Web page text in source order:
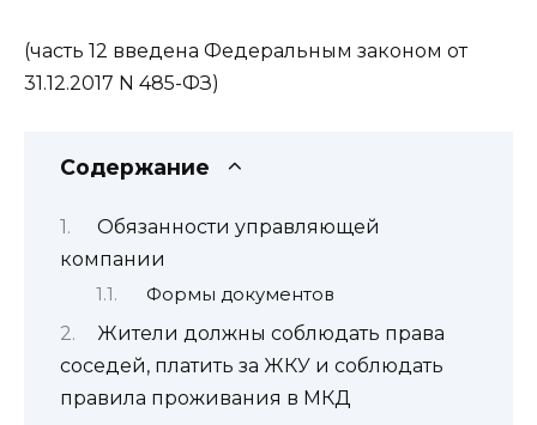
(часть 12 введена Федеральным законом от
31.12.2017 N 485-ФЗ)
Содержание
Обязанности управляющей
компании
Формы документов
Жители должны соблюдать права
соседей, платить за ЖКУ и соблюдать
правила проживания в МКД